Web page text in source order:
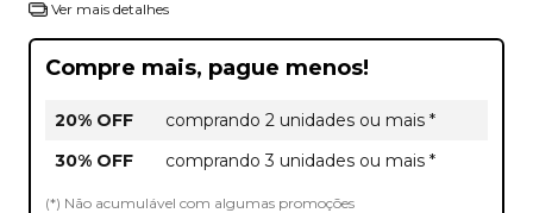
Ver mais detalhes
Compre mais, pague menos!
20% OFF
comprando 2 unidades ou mais *
30% OFF
comprando 3 unidades ou mais *
(*) Não acumulável com algumas promoções